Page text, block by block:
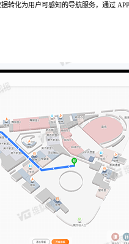
转化为用户可感知的导航服务，通过